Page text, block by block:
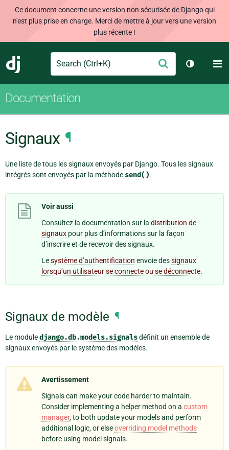
Ce document concerne une version non sécurisée de Django qui
n'est plus prise en charge. Merci de mettre à jour vers une version
plus récente !
Django
Search Envoyer
Changer
Documentation
Signaux ¶
Une liste de tous les signaux envoyés par Django. Tous les signaux
intégrés sont envoyés par la méthode send().
Voir aussi
Consultez la documentation sur la distribution de
signaux pour plus d’informations sur la façon
d’inscrire et de recevoir des signaux.
Lesystème d’authentification envoie dessignaux
lorsqu’un utilisateur se connecte ou se déconnecte.
Signaux de modèle ¶
Le moduledjango.db.models.signalsdéfinit un ensemble de
signaux envoyés par le système des modèles.
Avertissement
Signals can make your code harder to maintain.
Consider implementing a helper method on a custom
manager, to both update your models and perform
additional logic, or elseoverriding model methods
before using model signals.